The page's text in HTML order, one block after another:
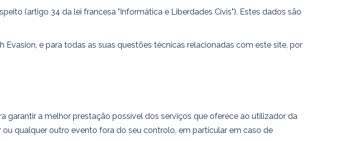
(artigo 34 da lei francesa "Informática e Liberdades Civis"). Estes dados são
e para todas as suas questões técnicas relacionadas com este site, por
a melhor prestação possível dos serviços que oferece ao utilizador da
qualquer outro evento fora do seu controlo, em particular em caso de